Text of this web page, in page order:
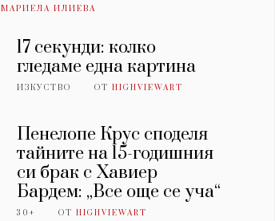
МАРИЕЛА ИЛИЕВА
17 секунди: колко
гледаме една картина
ИЗКУСТВО ОТHIGHVIEWART
Пенелопе Крус споделя
тайните на 15-годишния
си брак с Хавиер
Бардем: „Все още се уча“
30+ ОТHIGHVIEWART